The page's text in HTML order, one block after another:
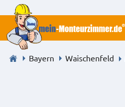
Bayern Waischenfeld